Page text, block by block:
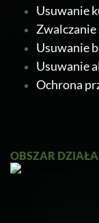
OBSZAR
Usuwanie
Usuwanie
Usuwanie
Ochrona